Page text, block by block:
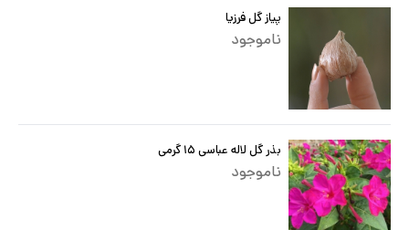
پیاز گل فرزیا
ناموجود
بذر گل لاله عباسی ۱۵ گرمی
ناموجود